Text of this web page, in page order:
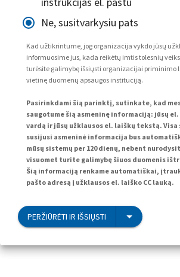
Ne, susitvarkysiu pats
Kad užtikrintume, jog organizacija vykdo jūsų
informuosime jus, kada reikėtų imtis tolesnių
turėsite galimybę išsiųsti organizacijai priminimo
vietinę duomenų apsaugos instituciją.
Pasirinkdami šią parinktį, sutinkate, kad
saugotume šią asmeninę informaciją: jūsų
vardą ir jūsų užklausos el. laiškų tekstą. Visa
susijusi asmeninė informacija bus
mūsų sistemų per 120 dienų, nebent
visuomet turite galimybę šiuos duomenis
Šią informaciją renkame automatiškai,
pašto adresą į užklausos el. laiško CC lauką.
PERŽIŪRĖTI IR IŠSIŲSTI